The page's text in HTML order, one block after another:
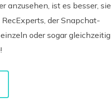
anzusehen, ist es besser, sie
der Snapchat-
oder sogar gleichzeitig